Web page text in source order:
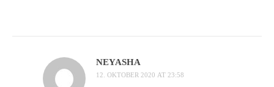
NEYASHA
12. OKTOBER 2020 AT 23:58